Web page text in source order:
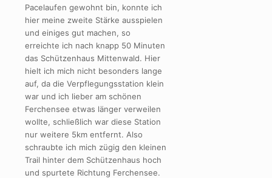
Pacelaufen gewohnt bin, konnte ich
hier meine zweite Stärke ausspielen
und einiges gut machen, so
erreichte ich nach knapp 50 Minuten
das Schützenhaus Mittenwald. Hier
hielt ich mich nicht besonders lange
auf, da die Verpflegungsstation klein
war und ich lieber am schönen
Ferchensee etwas länger verweilen
wollte, schließlich war diese Station
nur weitere 5km entfernt. Also
schraubte ich mich zügig den kleinen
Trail hinter dem Schützenhaus hoch
und spurtete Richtung Ferchensee.